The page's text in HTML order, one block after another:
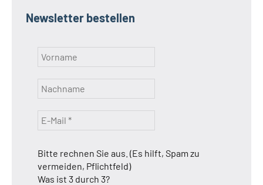
Newsletter bestellen
Bitte rechnen Sie aus. (Es hilft, Spam zu
vermeiden, Pflichtfeld)
Was ist 3 durch 3?